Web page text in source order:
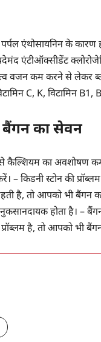
एंथोसायनिन के कारण
एंटीऑक्सीडेंट
वजन कम करने से लेकर
C, K, विटामिन
बैंगन का सेवन
का अवशोषण कम
– किडनी स्टोन की
है, तो आपको भी बैंगन
होता है। – बैंगन
है, तो आपको भी